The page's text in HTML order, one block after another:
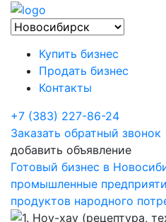
Купить бизнес
Продать бизнес
Контакты
+7 (383) 227-86-24
Заказать обратный звонок
добавить объявление
Готовый бизнес в
промышленные
продуктов народного